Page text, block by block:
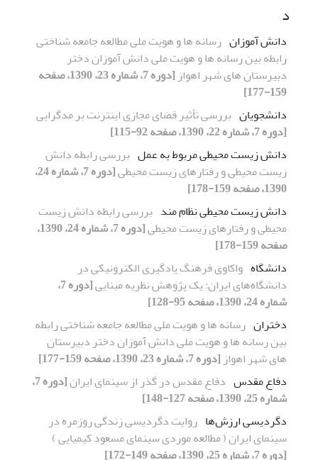
د
دانش آموزان رسانه ها و هویت ملی مطالعه جامعه شناختی
رابطه بین رسانه ها و هویت ملی دانش آموزان دختر
دبیرستان های شهر اهواز
[دوره 7، شماره 23، 1390، صفحه
159-177]
دانشجویان بررسی تأثیر فضای مجازی اینترنت بر مد‌گرایی
[دوره 7، شماره 22، 1390، صفحه 92-115]
دانش زیست محیطی مربوط به عمل بررسی رابطه دانش
زیست محیطی و رفتار‌های زیست محیطی
[دوره 7، شماره 24،
1390، صفحه 159-178]
دانش زیست محیطی نظام مند بررسی رابطه دانش زیست
محیطی و رفتار‌های زیست محیطی
[دوره 7، شماره 24، 1390،
صفحه 159-178]
دانشگاه واکاوی فرهنگ یادگیری الکترونیکی در
دانشگاه‌های ایران: یک پژوهش نظریه مبنایی
[دوره 7،
شماره 24، 1390، صفحه 95-128]
دختران رسانه ها و هویت ملی مطالعه جامعه شناختی رابطه
بین رسانه ها و هویت ملی دانش آموزان دختر دبیرستان
های شهر اهواز [دوره 7، شماره 23، 1390، صفحه 159-177]
دفاع مقدس دفاع مقدس در گذر از سینمای ایران
[دوره 7،
شماره 25، 1390، صفحه 127-148]
دگردیسی ارزش‌ها روایت دگردیسی زندگی روزمره در
سینمای ایران ( مطالعه موردی سینمای مسعود کیمیایی )
[دوره 7، شماره 25، 1390، صفحه 149-172]